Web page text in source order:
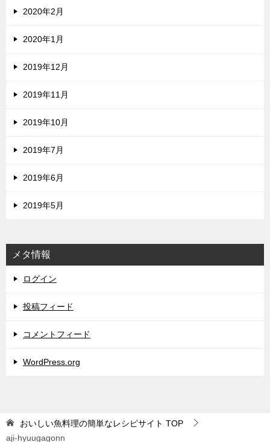
2020年2月
2020年1月
2019年12月
2019年11月
2019年10月
2019年7月
2019年6月
2019年5月
メタ情報
ログイン
投稿フィード
コメントフィード
WordPress.org
おいしい魚料理の簡単なレシピサイト TOP
aji-hyuugagonn